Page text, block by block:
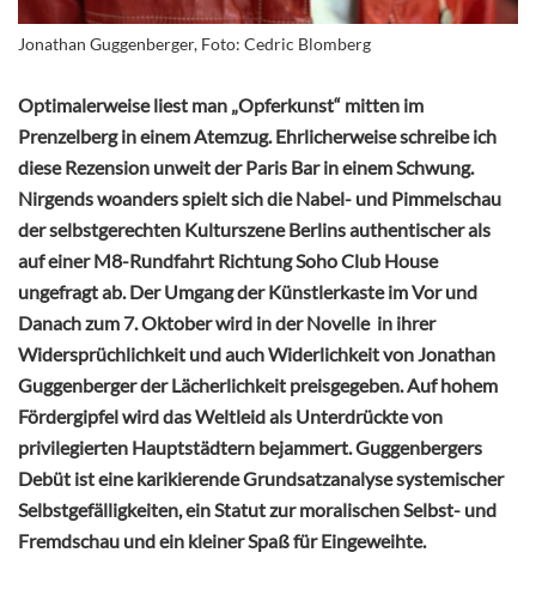
Jonathan Guggenberger, Foto: Cedric Blomberg
Optimalerweise liest man „Opferkunst“ mitten im
Prenzelberg in einem Atemzug. Ehrlicherweise schreibe ich
diese Rezension unweit der Paris Bar in einem Schwung.
Nirgends woanders spielt sich die Nabel- und Pimmelschau
der selbstgerechten Kulturszene Berlins authentischer als
auf einer M8-Rundfahrt Richtung Soho Club House
ungefragt ab. Der Umgang der Künstlerkaste im Vor und
Danach zum 7. Oktober wird in der Novelle in ihrer
Widersprüchlichkeit und auch Widerlichkeit von Jonathan
Guggenberger der Lächerlichkeit preisgegeben. Auf hohem
Fördergipfel wird das Weltleid als Unterdrückte von
privilegierten Hauptstädtern bejammert. Guggenbergers
Debüt ist eine karikierende Grundsatzanalyse systemischer
Selbstgefälligkeiten, ein Statut zur moralischen Selbst- und
Fremdschau und ein kleiner Spaß für Eingeweihte.